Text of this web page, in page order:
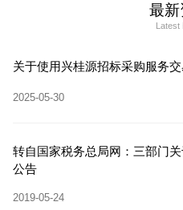
最
Latest
关于使用兴桂源招标采购服务
2025-05-30
转自国家税务总局网：三部门
公告
2019-05-24